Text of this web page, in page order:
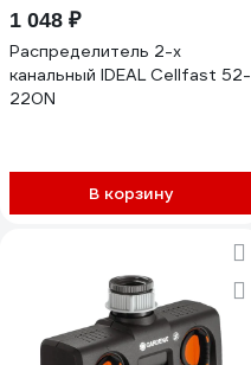
1 048 ₽
Распределитель 2-х
канальный IDEAL Cellfast 52-
220N
В корзину